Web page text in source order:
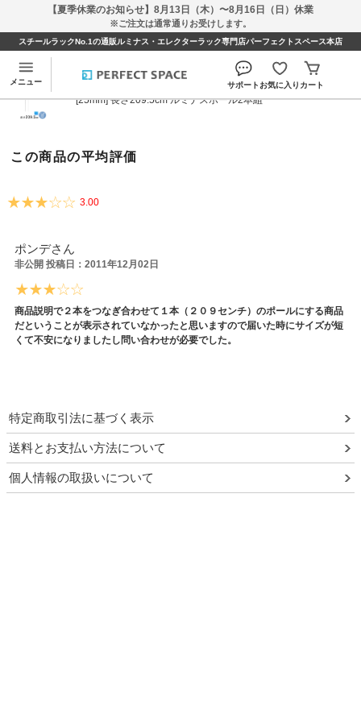
【夏季休業のお知らせ】8月13日（木）〜8月16日（日）休業
※ご注文は通常通りお受けします。
スチールラックNo.1の通販ルミナス・エレクターラック専門店パーフェクトスペース本店
メニュー サポートお気に入り カート
[25mm] 長さ209.5cm ルミナスポール2本組のレビュ
ー
[25mm] 長さ209.5cm ルミナスポール2本組
この商品の平均評価
3.00
ポンデさん
非公開 投稿日：2011年12月02日
商品説明で２本をつなぎ合わせて１本（２０９センチ）のポールにする商品
だということが表示されていなかったと思いますので届いた時にサイズが短
くて不安になりましたし問い合わせが必要でした。
特定商取引法に基づく表示
送料とお支払い方法について
個人情報の取扱いについて